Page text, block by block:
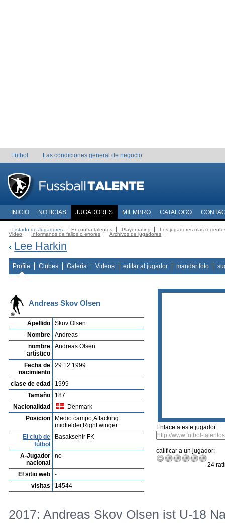
Futbol Las condiciones general de negocio
INICIO NOTICIAS JUGADORES MIEMBRO CATALOGO
Listado de Jugadores Encontra talentos Player rating
Los jugadores mas
Video
Informanos de fallos o errores Archivos de jugadores
Lee Harkin
Profile Clubes Galeria Videos editar al jugador mandar foto
Andreas Skov Olsen
Apellido
Skov Olsen
Nombre
Andreas
nombre
artístico
Andreas Olsen
Fecha de
nacimiento
29.12.1999
clase de edad
1999
Tamaño
187
Nacionalidad
Denmark
Posicion
Medio campo,Attacking
midfielder,Right winger
El club de
fútbol
Basaksehir FK
A-Jugador
nacional
no
El sitio web
-
visitas
14544
Enlace a este jugador:
calificar a un jugador:
24
2017: Andreas Skov Olsen ist U-18